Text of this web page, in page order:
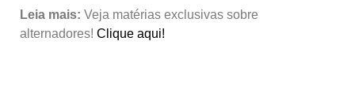
Leia mais: Veja matérias exclusivas sobre
alternadores! Clique aqui!